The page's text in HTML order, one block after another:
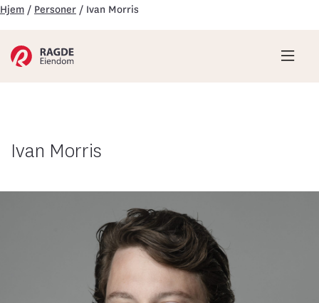
Hjem / Personer / Ivan Morris
Ivan Morris